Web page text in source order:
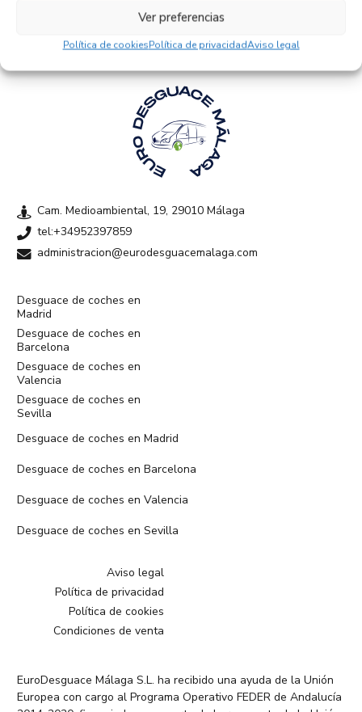
Ver preferencias
Política de cookiesPolítica de privacidadAviso legal
Cam. Medioambiental, 19, 29010 Málaga
tel:+34952397859
administracion@eurodesguacemalaga.com
Desguace de coches en
Madrid
Desguace de coches en
Barcelona
Desguace de coches en
Valencia
Desguace de coches en
Sevilla
Desguace de coches en Madrid
Desguace de coches en Barcelona
Desguace de coches en Valencia
Desguace de coches en Sevilla
Aviso legal
Política de privacidad
Política de cookies
Condiciones de venta
EuroDesguace Málaga S.L. ha recibido una ayuda de la Unión
Europea con cargo al Programa Operativo FEDER de Andalucía